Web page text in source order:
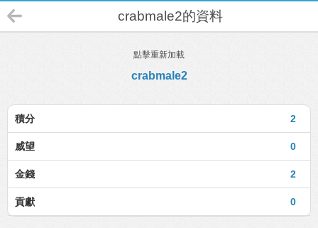
crabmale2的資料
點擊重新加載
crabmale2
2
積分
0
威望
2
金錢
0
貢獻